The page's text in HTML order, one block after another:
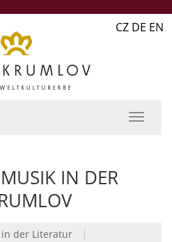
CZ DE EN
IN DER
in der Literatur |